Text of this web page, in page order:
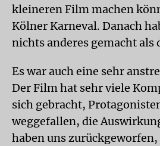
kleineren Film machen
Kölner Karneval. Danach
nichts anderes gemacht als
Es war auch eine sehr
Der Film hat sehr viele
sich gebracht,
weggefallen, die
haben uns